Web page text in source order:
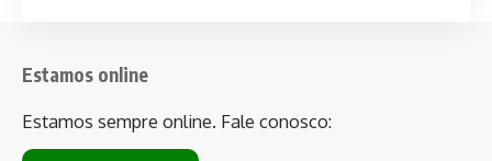
Estamos online
Estamos sempre online. Fale conosco: